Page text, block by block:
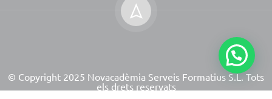
© Copyright 2025 Novacadèmia Serveis Formatius S.L. Tots
els drets reservats